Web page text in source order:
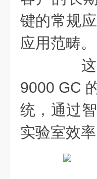
键的常规
应用范畴。
这两
9000 GC
统，通过
实验室效率